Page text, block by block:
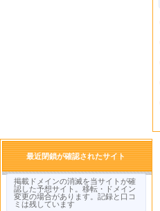
最近閉鎖が確認されたサイト
掲載ドメインの消滅を当サイトが確
認した予想サイト。移転・ドメイン
変更の場合があります。記録と口コ
ミは残しています